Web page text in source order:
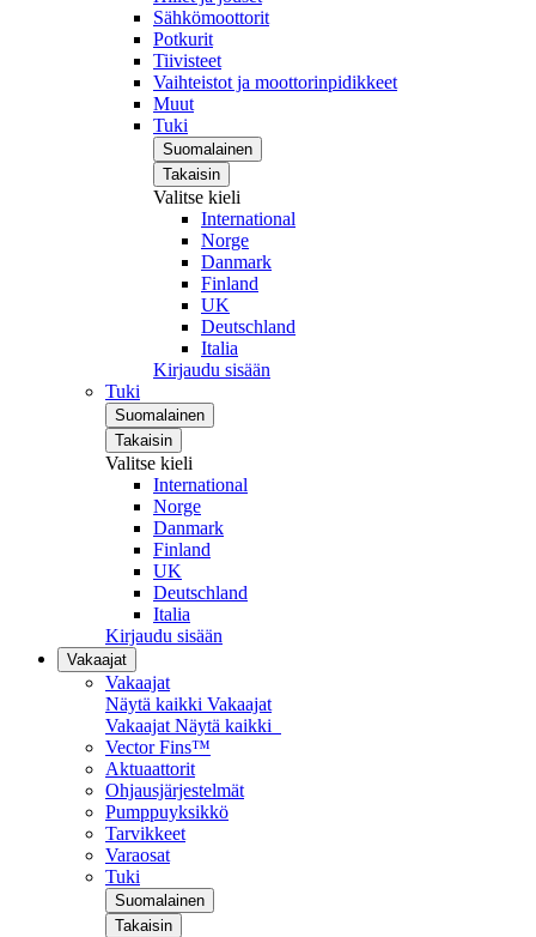
Sähkömoottorit
Potkurit
Tiivisteet
Vaihteistot ja moottorinpidikkeet
Muut
Tuki
Suomalainen
Takaisin
Valitse kieli
International
Norge
Danmark
Finland
UK
Deutschland
Italia
Kirjaudu sisään
Tuki
Suomalainen
Takaisin
Valitse kieli
International
Norge
Danmark
Finland
UK
Deutschland
Italia
Kirjaudu sisään
Vakaajat
Vakaajat
Näytä kaikki Vakaajat
Vakaajat Näytä kaikki
Vector Fins™
Aktuaattorit
Ohjausjärjestelmät
Pumppuyksikkö
Tarvikkeet
Varaosat
Tuki
Suomalainen
Takaisin